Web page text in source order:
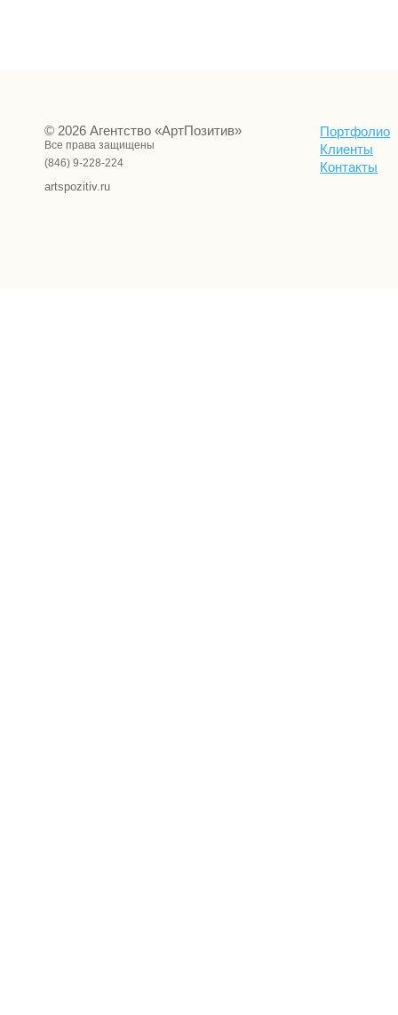
© 2026 Агентство «АртПозитив»
Все права защищены
(846) 9-228-224
artspozitiv.ru
Портфолио
Клиенты
Контакты